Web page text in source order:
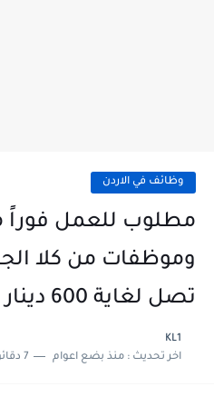
وظائف في الاردن
مطلوب للعمل فوراً
وموظفات من كلا
تصل لغاية 600 دينار (تفاصيل)
KL1
اخر تحديث :منذ بضع اعوام 7 دقائق للقراءة